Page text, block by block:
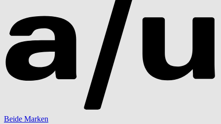
Beide Marken